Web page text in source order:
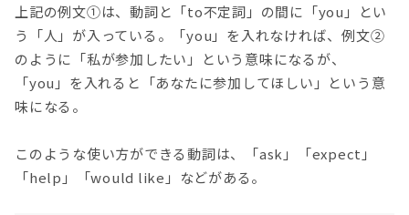
上記の例文①は、動詞と「to不定詞」の間に「you」とい
う「人」が入っている。「you」を入れなければ、例文②
のように「私が参加したい」という意味になるが、
「you」を入れると「あなたに参加してほしい」という意
味になる。
このような使い方ができる動詞は、「ask」「expect」
「help」「would like」などがある。